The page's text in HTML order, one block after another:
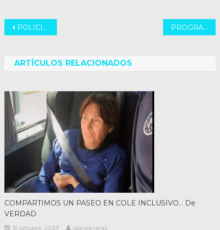
Navegación
entradas
POLICIAS DE SAUCE VIEJO PROGRAMA SOCIAL NUTRICIONAL
ARTÍCULOS RELACIONADOS
COMPARTIMOS UN PASEO EN COLE INCLUSIVO… De
VERDAD
19 octubre, 2023 jdarganaraz